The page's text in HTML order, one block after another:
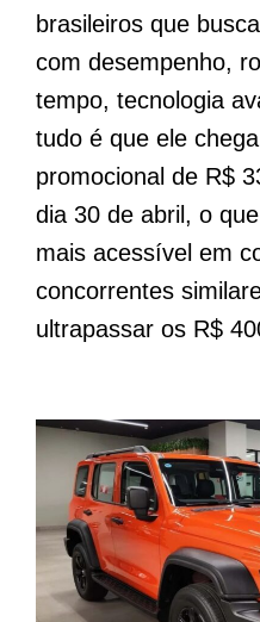
brasileiros que
com desempenho,
tempo, tecnologia
tudo é que ele
promocional de R$
dia 30 de abril, o
mais acessível em
concorrentes
ultrapassar os R$